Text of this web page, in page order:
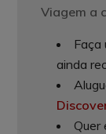
Viagem a
Faça
ainda
Quer